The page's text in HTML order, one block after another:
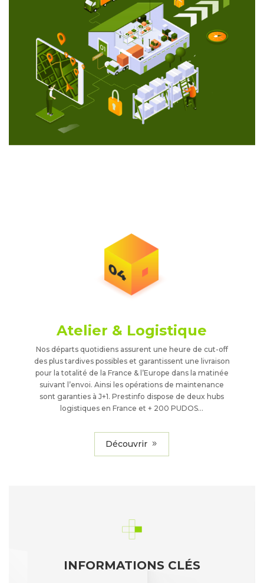
Atelier & Logistique
Nos départs quotidiens assurent une heure de cut-off
des plus tardives possibles et garantissent une livraison
pour la totalité de la France & l’Europe dans la matinée
suivant l’envoi. Ainsi les opérations de maintenance
sont garanties à J+1. Prestinfo dispose de deux hubs
logistiques en France et + 200 PUDOS…
Découvrir
INFORMATIONS CLÉS